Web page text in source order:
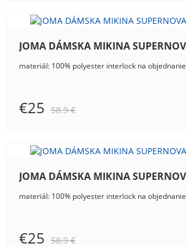
materiál: 100% polyester interlock na objednanie
€25 58.9 €
materiál: 100% polyester interlock na objednanie
€25 58.9 €